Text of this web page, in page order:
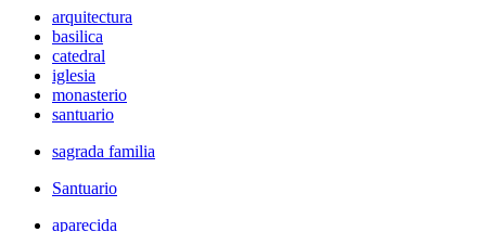
arquitectura
basilica
catedral
iglesia
monasterio
santuario
sagrada familia
Santuario
aparecida